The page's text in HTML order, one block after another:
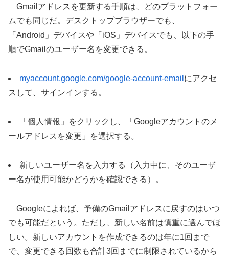
Gmailアドレスを更新する手順は、どのプラットフォー
ムでも同じだ。デスクトップブラウザーでも、
「Android」デバイスや「iOS」デバイスでも、以下の手
順でGmailのユーザー名を変更できる。
myaccount.google.com/google-account-email にアクセ
スして、サインインする。
「個人情報」をクリックし、「Googleアカウントのメ
ールアドレスを変更」を選択する。
新しいユーザー名を入力する（入力中に、そのユーザ
ー名が使用可能かどうかを確認できる）。
Googleによれば、予備のGmailアドレスに戻すのはいつ
でも可能だという。ただし、新しい名前は慎重に選んでほ
しい。新しいアカウントを作成できるのは年に1回まで
で、変更できる回数も合計3回までに制限されているから